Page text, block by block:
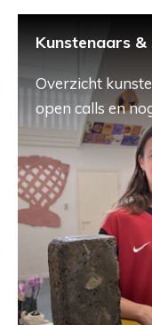
Kunstenaars &
Overzicht
open calls en